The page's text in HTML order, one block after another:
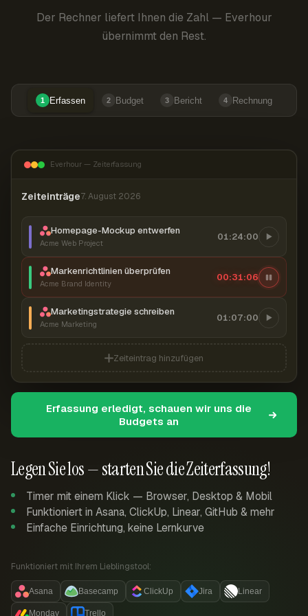
Der Rechner liefert Ihnen die Zahl — Everhour
übernimmt den Rest.
1 Erfassen 2 Budget 3 Bericht 4 Rechnung
Legen Sie los — starten Sie die Zeiterfassung!
Timer mit einem Klick — Browser, Desktop & Mobil
Funktioniert in Asana, ClickUp, Linear, GitHub & mehr
Einfache Einrichtung, keine Lernkurve
Funktioniert mit Ihrem Lieblingstool:
Asana Basecamp ClickUp Jira Linear
Monday Trello
Everhour — Zeiterfassung
Zeiteinträge7. August 2026
Homepage-Mockup entwerfen
Acme Web Project
01:24:00
Markenrichtlinien überprüfen
Acme Brand Identity
00:31:06
Marketingstrategie schreiben
Acme Marketing
01:07:00
Zeiteintrag hinzufügen
Erfassung erledigt, schauen wir uns die
Budgets an